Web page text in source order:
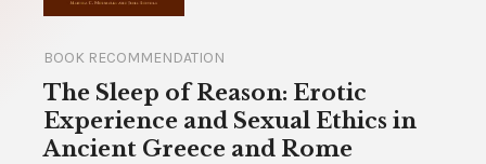
BOOK RECOMMENDATION
The Sleep of Reason: Erotic
Experience and Sexual Ethics in
Ancient Greece and Rome